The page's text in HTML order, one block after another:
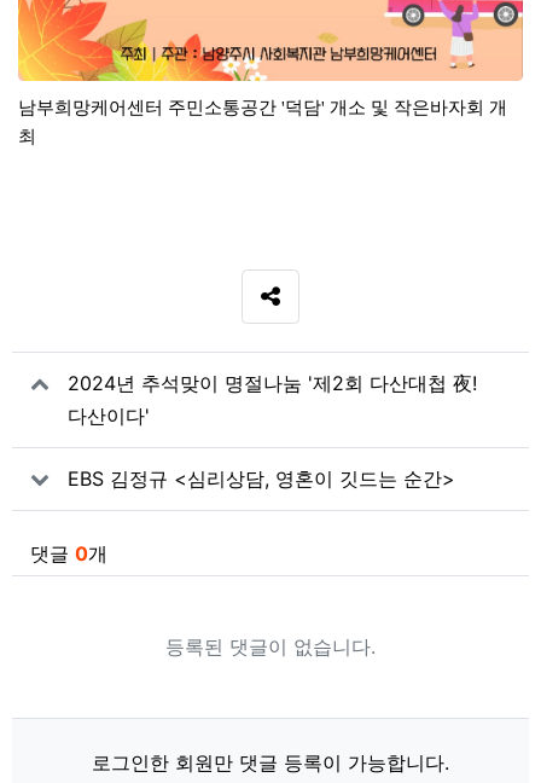
남부희망케어센터 주민소통공간 '덕담' 개소 및 작은바자회 개
최
SNS 공유
관련자료
2024년 추석맞이 명절나눔 '제2회 다산대첩 夜!
다산이다'
EBS 김정규 <심리상담, 영혼이 깃드는 순간>
댓글 0개
등록된 댓글이 없습니다.
로그인한 회원만 댓글 등록이 가능합니다.